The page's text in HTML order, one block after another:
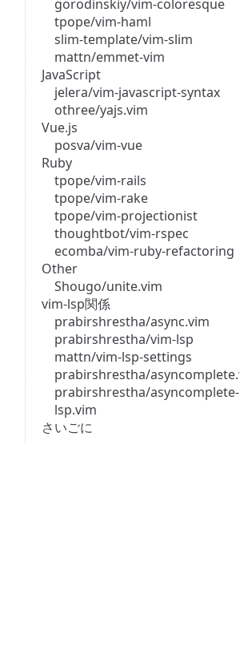
gorodinskiy/vim-coloresque
tpope/vim-haml
slim-template/vim-slim
mattn/emmet-vim
JavaScript
jelera/vim-javascript-syntax
othree/yajs.vim
Vue.js
posva/vim-vue
Ruby
tpope/vim-rails
tpope/vim-rake
tpope/vim-projectionist
thoughtbot/vim-rspec
ecomba/vim-ruby-refactoring
Other
Shougo/unite.vim
vim-lsp関係
prabirshrestha/async.vim
prabirshrestha/vim-lsp
mattn/vim-lsp-settings
prabirshrestha/asyncomplete.vim
prabirshrestha/asyncomplete-
lsp.vim
さいごに